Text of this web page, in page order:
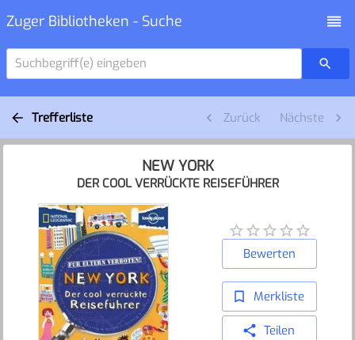
Zuger Bibliotheken - Suche
Suchbegriff(e) eingeben
Trefferliste Zurück Nächste
NEW YORK
DER COOL VERRÜCKTE REISEFÜHRER
Bewerten
Merkliste
Teilen